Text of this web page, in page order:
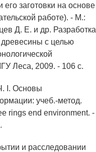
заготовки на основе
работе). - М.:
Д. Е. и др. Разработка
древесины с целью
Леса, 2009. - 106 с.
I. Основы
учеб.-метод.
rings end environment. -
и расследовании